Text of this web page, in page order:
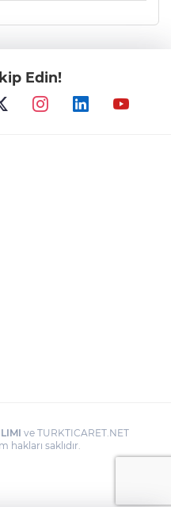
Edin!
ve TURKTICARET.NET
saklıdır.